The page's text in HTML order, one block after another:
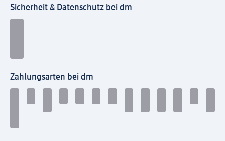
Sicherheit & Datenschutz bei dm
Zahlungsarten bei dm